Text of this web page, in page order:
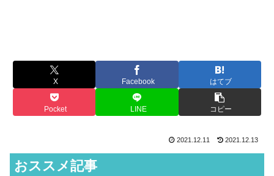
X Facebook はてブ
Pocket LINE コピー
2021.12.11 2021.12.13
おススメ記事